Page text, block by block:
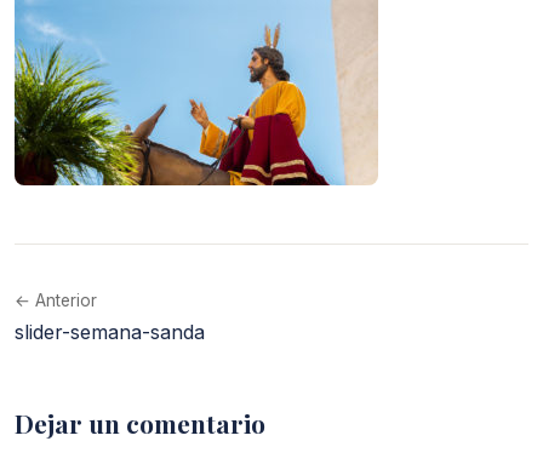
← Anterior
slider-semana-sanda
Dejar un comentario